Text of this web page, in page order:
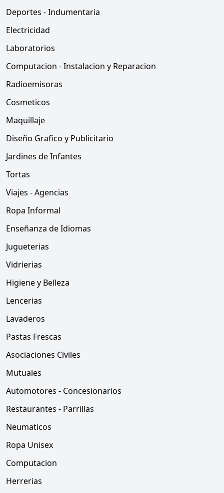
Deportes - Indumentaria
Electricidad
Laboratorios
Computacion - Instalacion y Reparacion
Radioemisoras
Cosmeticos
Maquillaje
Diseño Grafico y Publicitario
Jardines de Infantes
Tortas
Viajes - Agencias
Ropa Informal
Enseñanza de Idiomas
Jugueterias
Vidrierias
Higiene y Belleza
Lencerias
Lavaderos
Pastas Frescas
Asociaciones Civiles
Mutuales
Automotores - Concesionarios
Restaurantes - Parrillas
Neumaticos
Ropa Unisex
Computacion
Herrerias